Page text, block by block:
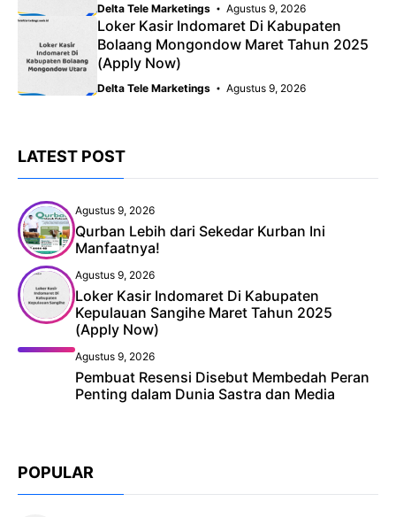
Delta Tele Marketings Agustus 9, 2026
Loker Kasir Indomaret Di Kabupaten
Bolaang Mongondow Maret Tahun 2025
(Apply Now)
Delta Tele Marketings Agustus 9, 2026
LATEST POST
Agustus 9, 2026
Qurban Lebih dari Sekedar Kurban Ini
Manfaatnya!
Agustus 9, 2026
Loker Kasir Indomaret Di Kabupaten
Kepulauan Sangihe Maret Tahun 2025
(Apply Now)
Agustus 9, 2026
Pembuat Resensi Disebut Membedah Peran
Penting dalam Dunia Sastra dan Media
POPULAR